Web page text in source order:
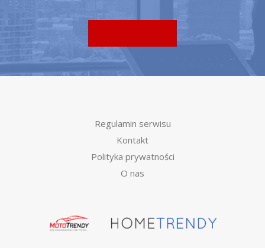
Regulamin serwisu
Kontakt
Polityka prywatności
O nas